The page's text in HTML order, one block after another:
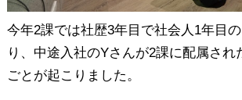
今年2課では社歴3年目で社会人1年目
り、中途入社のYさんが2課に配属され
ごとが起こりました。